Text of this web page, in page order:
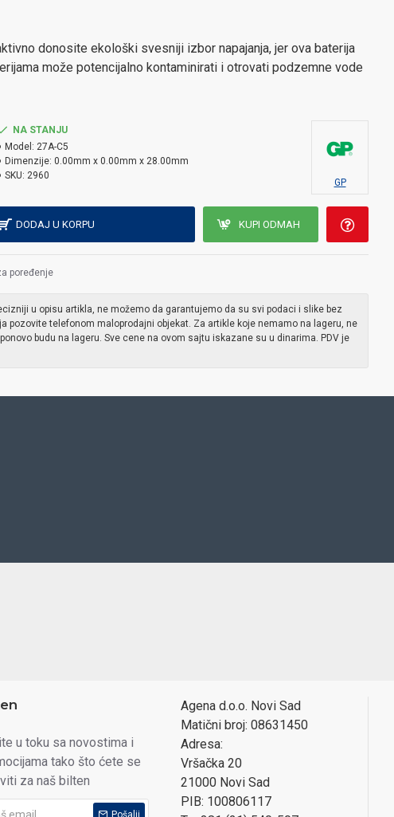
donosite ekološki svesniji izbor napajanja, jer ova baterija
može potencijalno kontaminirati i otrovati podzemne vode
NA STANJU
Model: 27A-C5
Dimenzije: 0.00mm x 0.00mm x 28.00mm
SKU: 2960
GP
DODAJ U KORPU KUPI ODMAH
poređenje
u opisu artikla, ne možemo da garantujemo da su svi podaci i slike bez
pozovite telefonom maloprodajni objekat. Za artikle koje nemamo na lageru, ne
budu na lageru. Sve cene na ovom sajtu iskazane su u dinarima. PDV je
u toku sa novostima i
tako što ćete se
za naš bilten
Pošalji
Agena d.o.o. Novi Sad
Matični broj: 08631450
Adresa:
Vršačka 20
21000 Novi Sad
PIB: 100806117